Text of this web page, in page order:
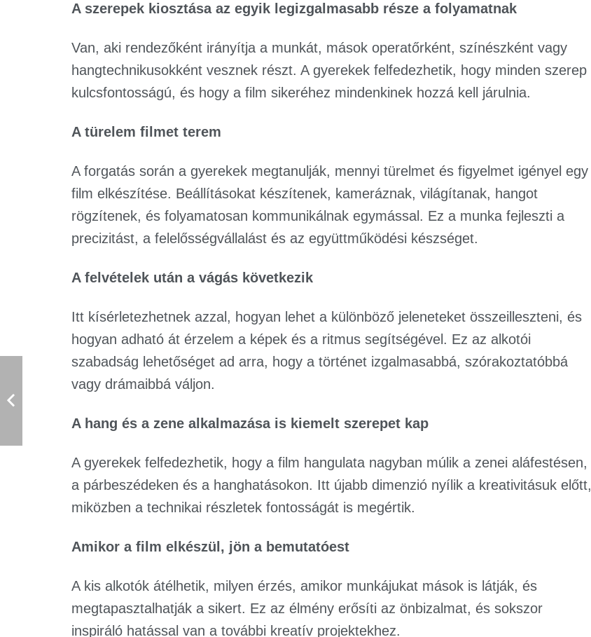
A szerepek kiosztása az egyik legizgalmasabb része a folyamatnak
Van, aki rendezőként irányítja a munkát, mások operatőrként, színészként vagy
hangtechnikusokként vesznek részt. A gyerekek felfedezhetik, hogy minden szerep
kulcsfontosságú, és hogy a film sikeréhez mindenkinek hozzá kell járulnia.
A türelem filmet terem
A forgatás során a gyerekek megtanulják, mennyi türelmet és figyelmet igényel egy
film elkészítése. Beállításokat készítenek, kameráznak, világítanak, hangot
rögzítenek, és folyamatosan kommunikálnak egymással. Ez a munka fejleszti a
precizitást, a felelősségvállalást és az együttműködési készséget.
A felvételek után a vágás következik
Itt kísérletezhetnek azzal, hogyan lehet a különböző jeleneteket összeilleszteni, és
hogyan adható át érzelem a képek és a ritmus segítségével. Ez az alkotói
szabadság lehetőséget ad arra, hogy a történet izgalmasabbá, szórakoztatóbbá
vagy drámaibbá váljon.
A hang és a zene alkalmazása is kiemelt szerepet kap
A gyerekek felfedezhetik, hogy a film hangulata nagyban múlik a zenei aláfestésen,
a párbeszédeken és a hanghatásokon. Itt újabb dimenzió nyílik a kreativitásuk előtt,
miközben a technikai részletek fontosságát is megértik.
Amikor a film elkészül, jön a bemutatóest
A kis alkotók átélhetik, milyen érzés, amikor munkájukat mások is látják, és
megtapasztalhatják a sikert. Ez az élmény erősíti az önbizalmat, és sokszor
inspiráló hatással van a további kreatív projektekhez.